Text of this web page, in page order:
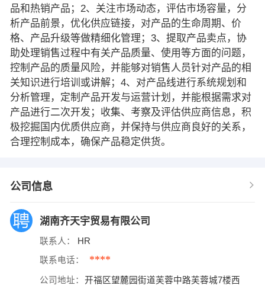
品和热销产品；2、关注市场动态，评估市场容量，分
析产品前景，优化供应链接，对产品的生命周期、价
格、产品升级等做精细化管理；3、提取产品卖点，协
助处理销售过程中有关产品质量、使用等方面的问题，
控制产品的质量风险，并能够对销售人员针对产品的相
关知识进行培训或讲解；4、对产品线进行系统规划和
分析管理，定制产品开发与运营计划，并能根据需求对
产品进行二次开发；收集、考察及评估供应商信息，积
极挖掘国内优质供应商，并保持与供应商良好的关系，
合理控制成本，确保产品稳定供货。
公司信息
湖南齐天宇贸易有限公司
联系人： HR
联系电话： ****
公司地址： 开福区望麓园街道芙蓉中路芙蓉城7楼西